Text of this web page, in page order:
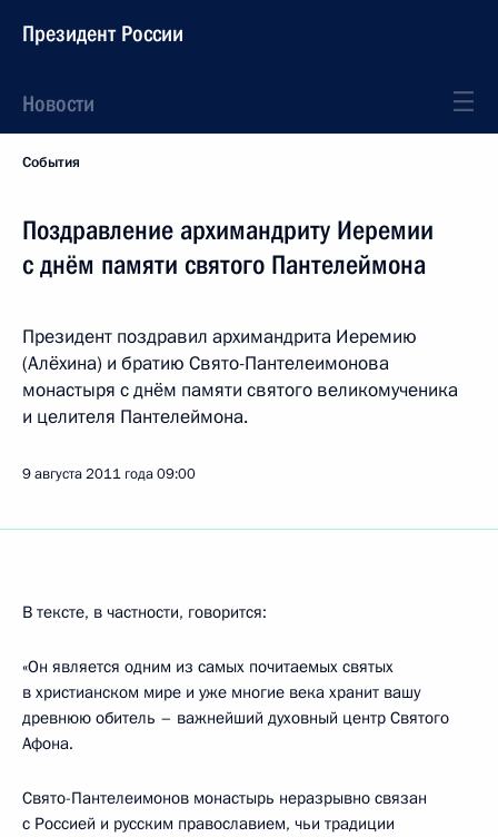
Президент России
Новости
События
Поздравление архимандриту Иеремии
с днём памяти святого Пантелеймона
Президент поздравил архимандрита Иеремию
(Алёхина) и братию Свято-Пантелеимонова
монастыря с днём памяти святого великомученика
и целителя Пантелеймона.
9 августа 2011 года09:00
В тексте, в частности, говорится:
«Он является одним из самых почитаемых святых
в христианском мире и уже многие века хранит вашу
древнюю обитель – важнейший духовный центр Святого
Афона.
Свято-Пантелеимонов монастырь неразрывно связан
с Россией и русским православием, чьи традиции